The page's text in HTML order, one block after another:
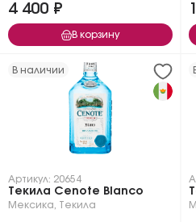
4 400 ₽
В корзину
В наличии
Артикул: 20654
Текила Cenote Blanco
Мексика Текила